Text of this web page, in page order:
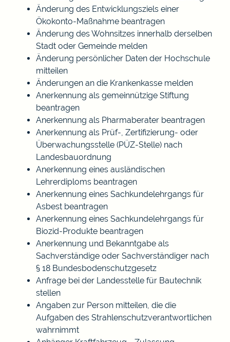
Änderung des Entwicklungsziels einer
Ökokonto-Maßnahme beantragen
Änderung des Wohnsitzes innerhalb derselben
Stadt oder Gemeinde melden
Änderung persönlicher Daten der Hochschule
mitteilen
Änderungen an die Krankenkasse melden
Anerkennung als gemeinnützige Stiftung
beantragen
Anerkennung als Pharmaberater beantragen
Anerkennung als Prüf-, Zertifizierung- oder
Überwachungsstelle (PÜZ-Stelle) nach
Landesbauordnung
Anerkennung eines ausländischen
Lehrerdiploms beantragen
Anerkennung eines Sachkundelehrgangs für
Asbest beantragen
Anerkennung eines Sachkundelehrgangs für
Biozid-Produkte beantragen
Anerkennung und Bekanntgabe als
Sachverständige oder Sachverständiger nach
§ 18 Bundesbodenschutzgesetz
Anfrage bei der Landesstelle für Bautechnik
stellen
Angaben zur Person mitteilen, die die
Aufgaben des Strahlenschutzverantwortlichen
wahrnimmt